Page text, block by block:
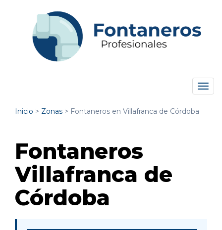
Inicio > Zonas > Fontaneros en Villafranca de Córdoba
Fontaneros
Villafranca de
Córdoba